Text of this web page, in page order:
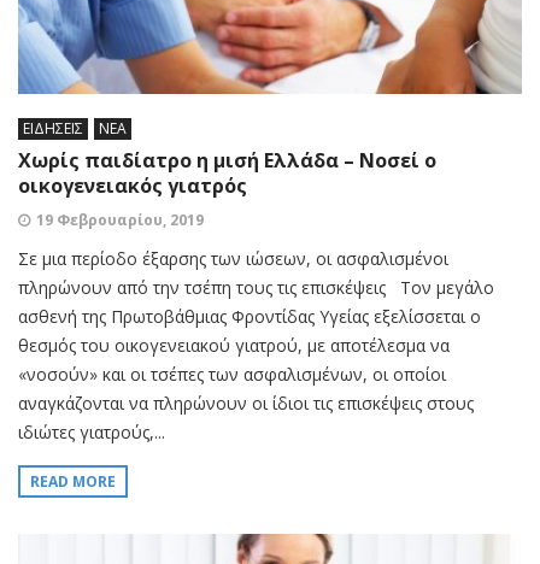
ΕΙΔΗΣΕΙΣ ΝΕΑ
Χωρίς παιδίατρο η μισή Ελλάδα – Νοσεί ο
οικογενειακός γιατρός
19 Φεβρουαρίου, 2019
Σε µια περίοδο έξαρσης των ιώσεων, οι ασφαλισµένοι
πληρώνουν από την τσέπη τους τις επισκέψεις Τον µεγάλο
ασθενή της Πρωτοβάθµιας Φροντίδας Υγείας εξελίσσεται ο
θεσµός του οικογενειακού γιατρού, µε αποτέλεσµα να
«νοσούν» και οι τσέπες των ασφαλισµένων, οι οποίοι
αναγκάζονται να πληρώνουν οι ίδιοι τις επισκέψεις στους
ιδιώτες γιατρούς,...
READ MORE